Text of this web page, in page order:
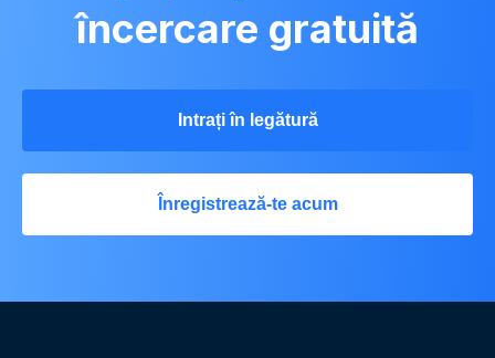
încercare gratuită
Intrați în legătură
Înregistrează-te acum